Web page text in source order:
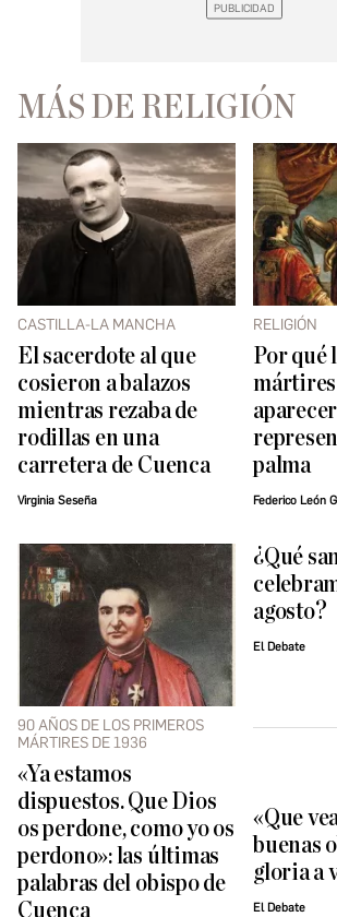
MÁS DE RELIGIÓN
CASTILLA-LA MANCHA
El sacerdote al que
cosieron a balazos
mientras rezaba de
rodillas en una
carretera de Cuenca
Virginia Seseña
RELIGIÓN
Por qué
aparecer
palma
Federico León
90 AÑOS DE LOS PRIMEROS
MÁRTIRES DE 1936
«Ya estamos
dispuestos. Que Dios
os perdone, como yo os
perdono»: las últimas
palabras del obispo de
Cuenca
¿Qué
agosto?
El Debate
«Que
buenas
gloria a
El Debate